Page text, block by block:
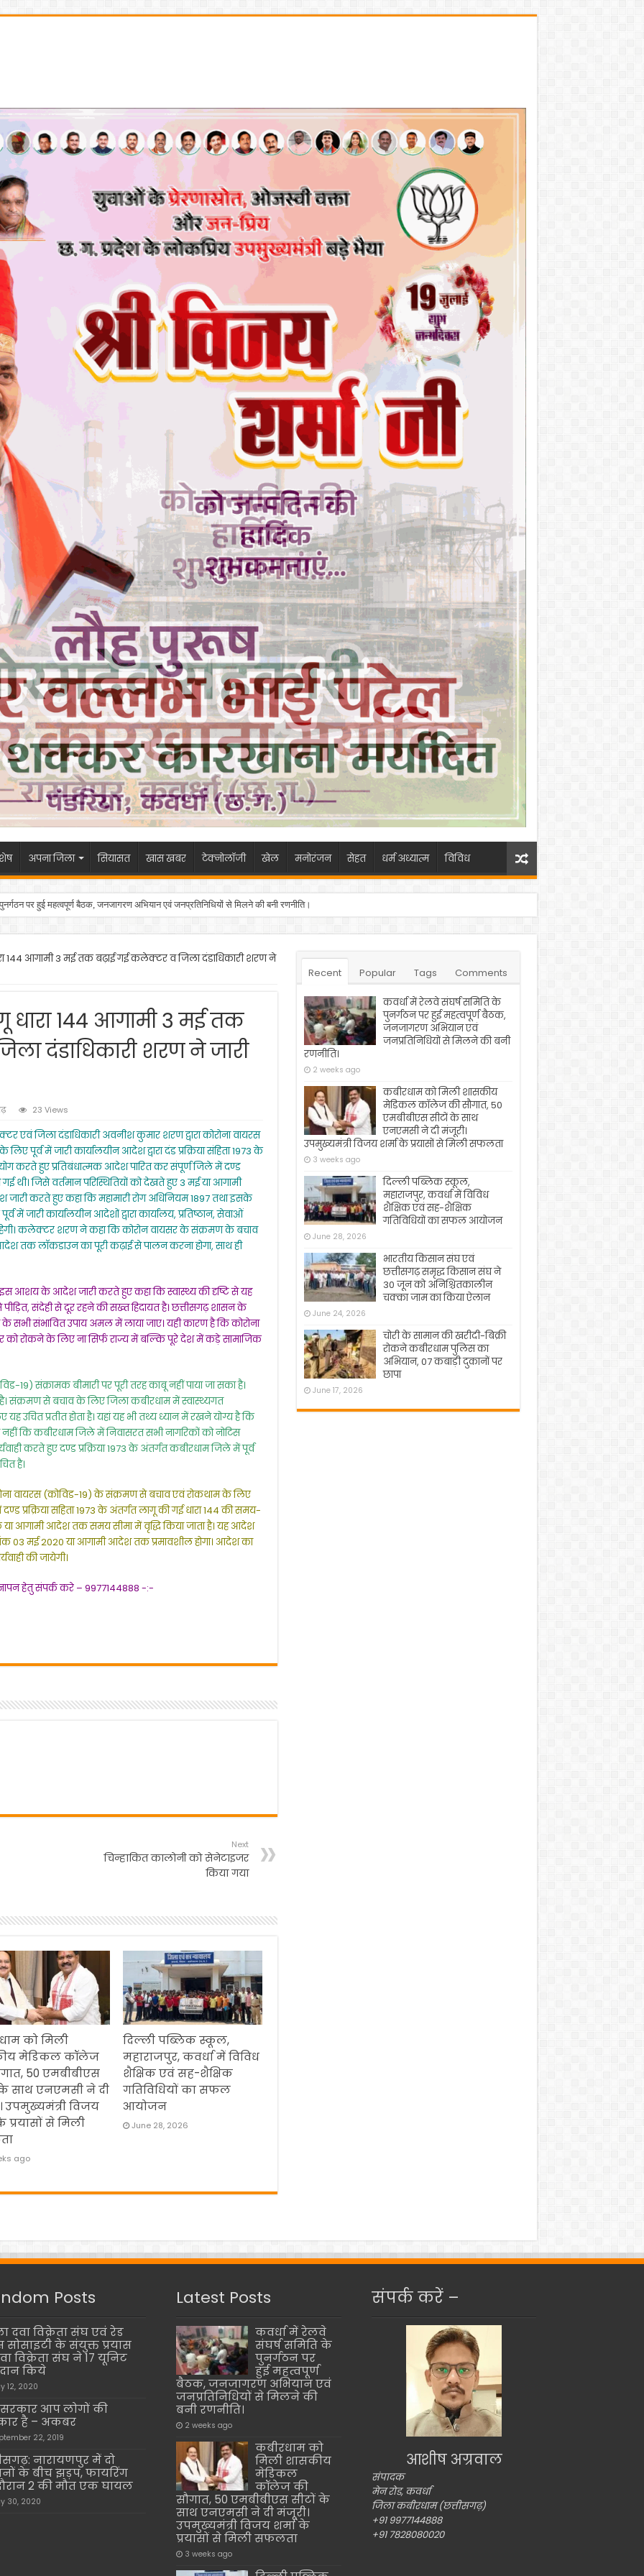
अपना जिला सियासत खास खबर टेक्नोलॉजी खेल मनोरंजन सेहत धर्म अध्यात्म विविध
पर हुई महत्वपूर्ण बैठक, जनजागरण अभियान एवं जनप्रतिनिधियों से मिलने की बनी रणनीति।
144 आगामी 3 मई तक बढ़ाई गई कलेक्टर व जिला दंडाधिकारी शरण ने
144 आगामी 3 मई तक
दंडाधिकारी शरण ने जारी
23 Views
एवं जिला दंडाधिकारी अवनीश कुमार शरण द्वारा कोरोना वायरस
पूर्व में जारी कार्यालयीन आदेश द्वारा दंड प्रक्रिया संहिता 1973 के
करते हुए प्रतिबंधात्मक आदेश पारित कर संपूर्ण जिले में दण्ड
गई थी। जिसे वर्तमान परिस्थितियों को देखते हुए 3 मई या आगामी
करते हुए कहा कि महामारी रोग अधिनियम 1897 तथा इसके
में जारी कार्यालयीन आदेशों द्वारा कार्यालय, प्रतिष्ठान, सेवाओं
कलेक्टर शरण ने कहा कि कोरोन वायसर के संक्रमण के बचाव
तक लाॅकडाउन का पूरी कढ़ाई से पालन करना होगा, साथ ही
के आदेश जारी करते हुए कहा कि स्वास्थ्य की दृष्टि से यह
संदेही से दूर रहने की सख्त हिदायत है। छत्तीसगढ़ शासन के
के सभी संभावित उपाय अमल में लाया जाए। यही कारण है कि कोरोना
को रोकने के लिए ना सिर्फ राज्य में बल्कि पूरे देश में कड़े सामाजिक
संक्रामक बीमारी पर पूरी तरह काबू नहीं पाया जा सका है।
संक्रमण से बचाव के लिए जिला कबीरधाम में स्वास्थ्यगत
उचित प्रतीत होता है। यहां यह भी तथ्य ध्यान में रखने योग्य है कि
कि कबीरधाम जिले में निवासरत सभी नागरिकों को नोटिस
करते हुए दण्ड प्रक्रिया 1973 के अंतर्गत कबीरधाम जिले में पूर्व
है।
वायरस (कोविड-19) के संक्रमण से बचाव एवं रोकथाम के लिए
प्रक्रिया सहिता 1973 के अंतर्गत लागू की गई धारा 144 की समय-
आगामी आदेश तक समय सीमा में वृद्धि किया जाता है। यह आदेश
03 मई 2020 या आगामी आदेश तक प्रमावशील होगा। आदेश का
की जायेगी।
हेतु संपर्क करे – 9977144888 -:-
Next
चिन्हाकित कालोनी को सेनेटाइजर
किया गया
को मिली
मेडिकल कॉलेज
50 एमबीबीएस
साथ एनएमसी ने दी
उपमुख्यमंत्री विजय
प्रयासों से मिली
ago
दिल्ली पब्लिक स्कूल,
महाराजपुर, कवर्धा में विविध
शैक्षिक एवं सह-शैक्षिक
गतिविधियों का सफल
आयोजन
June 28, 2026
Recent Popular Tags Comments
कवर्धा में रेलवे संघर्ष समिति के
पुनर्गठन पर हुई महत्वपूर्ण बैठक,
जनजागरण अभियान एवं
जनप्रतिनिधियों से मिलने की बनी
रणनीति।
2 weeks ago
कबीरधाम को मिली शासकीय
मेडिकल कॉलेज की सौगात, 50
एमबीबीएस सीटों के साथ
एनएमसी ने दी मंजूरी।
उपमुख्यमंत्री विजय शर्मा के प्रयासों से मिली सफलता
3 weeks ago
दिल्ली पब्लिक स्कूल,
महाराजपुर, कवर्धा में विविध
शैक्षिक एवं सह-शैक्षिक
गतिविधियों का सफल आयोजन
June 28, 2026
भारतीय किसान संघ एवं
छत्तीसगढ़ समृद्ध किसान संघ ने
30 जून को अनिश्चितकालीन
चक्का जाम का किया ऐलान
June 24, 2026
चोरी के सामान की खरीदी-बिक्री
रोकने कबीरधाम पुलिस का
अभियान, 07 कबाड़ी दुकानों पर
छापा
June 17, 2026
Posts
दवा विक्रेता संघ एवं रेड
सोसाइटी के संयुक्त प्रयास
विक्रेता संघ ने 17 यूनिट
किये
12, 2020
आप लोगों की
है – अकबर
22, 2019
नारायणपुर में दो
के बीच झड़प, फायरिंग
2 की मौत एक घायल
30, 2020
Latest Posts
कवर्धा में रेलवे
संघर्ष समिति के
पुनर्गठन पर
हुई महत्वपूर्ण
बैठक, जनजागरण अभियान एवं
जनप्रतिनिधियों से मिलने की
बनी रणनीति।
2 weeks ago
कबीरधाम को
मिली शासकीय
मेडिकल
कॉलेज की
सौगात, 50 एमबीबीएस सीटों के
साथ एनएमसी ने दी मंजूरी।
उपमुख्यमंत्री विजय शर्मा के
प्रयासों से मिली सफलता
3 weeks ago
संपर्क करें –
आशीष अग्रवाल
संपादक
मेन रोड, कवर्धा
जिला कबीरधाम (छत्तीसगढ़)
+91 9977144888
+91 7828080020